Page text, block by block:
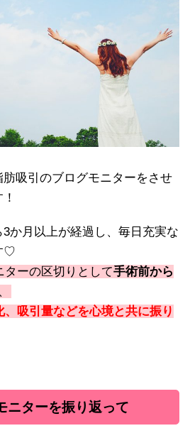
吸引のブログモニターをさせ
か月以上が経過し、毎日充実な
♡
ターの区切りとして手術前から
、吸引量などを心境と共に振り
ニターを振り返って